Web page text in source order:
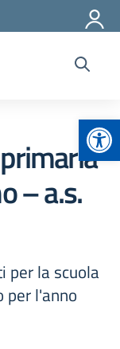
– a.s.
per la scuola
per l'anno